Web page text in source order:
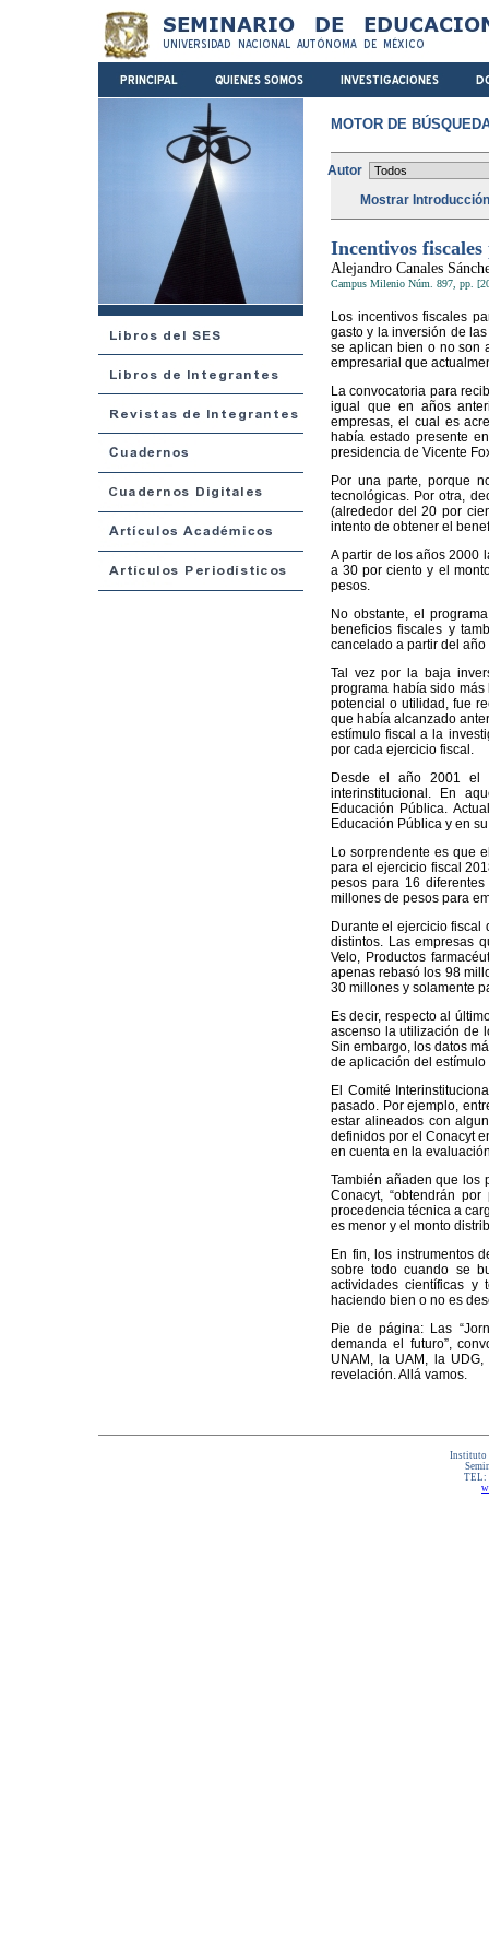
MOTOR DE
Autor
Mostrar
Incentivos
Alejandro Canales
Campus Milenio Núm. 897, pp.
Los incentivos fiscales
gasto y la inversión de
se aplican bien o no son
empresarial que
La convocatoria para
igual que en años
empresas, el cual es
había estado presente
presidencia de Vicente
Por una parte, porque
tecnológicas. Por otra,
(alrededor del 20 por
intento de obtener el
A partir de los años 2000
a 30 por ciento y el
pesos.
No obstante, el
beneficios fiscales y
cancelado a partir del año
Tal vez por la baja
programa había sido
potencial o utilidad, fue
que había alcanzado
estímulo fiscal a la
por cada ejercicio fiscal.
Desde el año 2001 el
interinstitucional. En
Educación Pública.
Educación Pública y en
Lo sorprendente es que
para el ejercicio fiscal
pesos para 16
millones de pesos para
Durante el ejercicio fiscal
distintos. Las empresas
Velo, Productos
apenas rebasó los 98
30 millones y solamente
Es decir, respecto al
ascenso la utilización de
Sin embargo, los datos
de aplicación del estímulo
El Comité
pasado. Por ejemplo,
estar alineados con
definidos por el Conacyt
en cuenta en la
También añaden que los
Conacyt, “obtendrán
procedencia técnica a
es menor y el monto
En fin, los instrumentos
sobre todo cuando se
actividades científicas y
haciendo bien o no es
Pie de página: Las
demanda el futuro”,
UNAM, la UAM, la
revelación. Allá vamos.
Instituto
TEL: